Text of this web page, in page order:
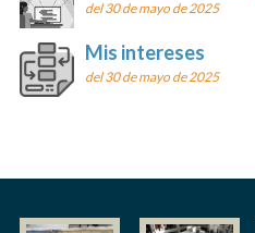
del 30 de mayo de 2025
Mis intereses
del 30 de mayo de 2025